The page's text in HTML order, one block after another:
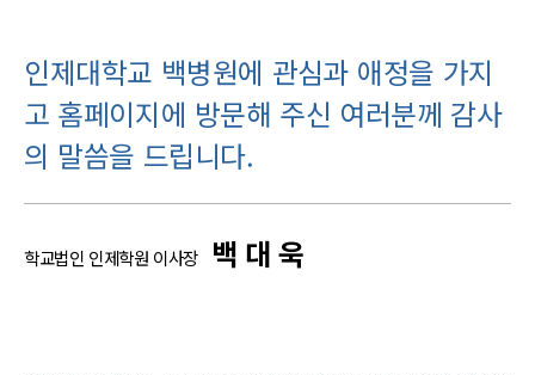
인제대학교 백병원에 관심과 애정을 가지
고 홈페이지에 방문해 주신 여러분께 감사
의 말씀을 드립니다.
학교법인 인제학원 이사장 백 대 욱